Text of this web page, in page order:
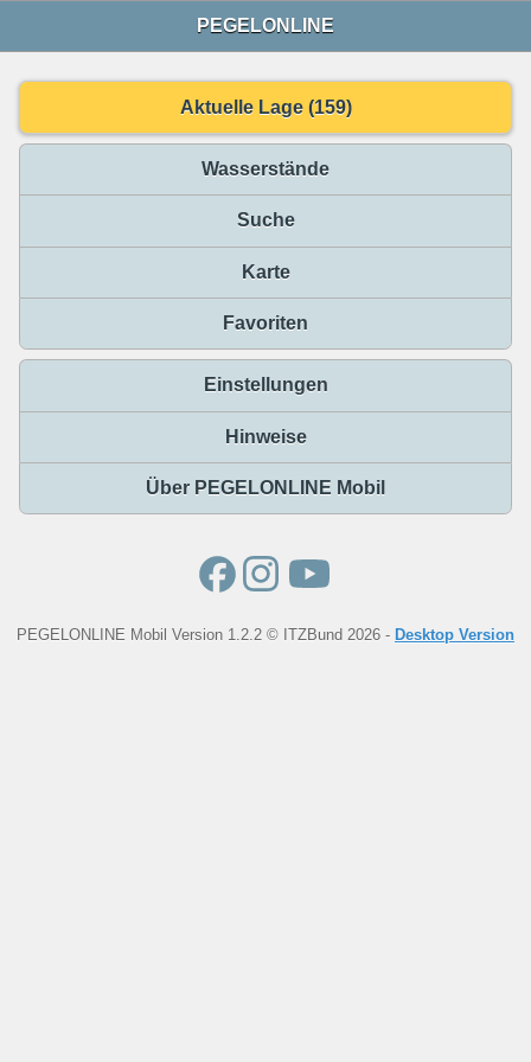
PEGELONLINE
Aktuelle Lage (159)
Wasserstände
Suche
Karte
Favoriten
Einstellungen
Hinweise
Über PEGELONLINE Mobil
PEGELONLINE Mobil Version 1.2.2 © ITZBund 2026 - Desktop Version